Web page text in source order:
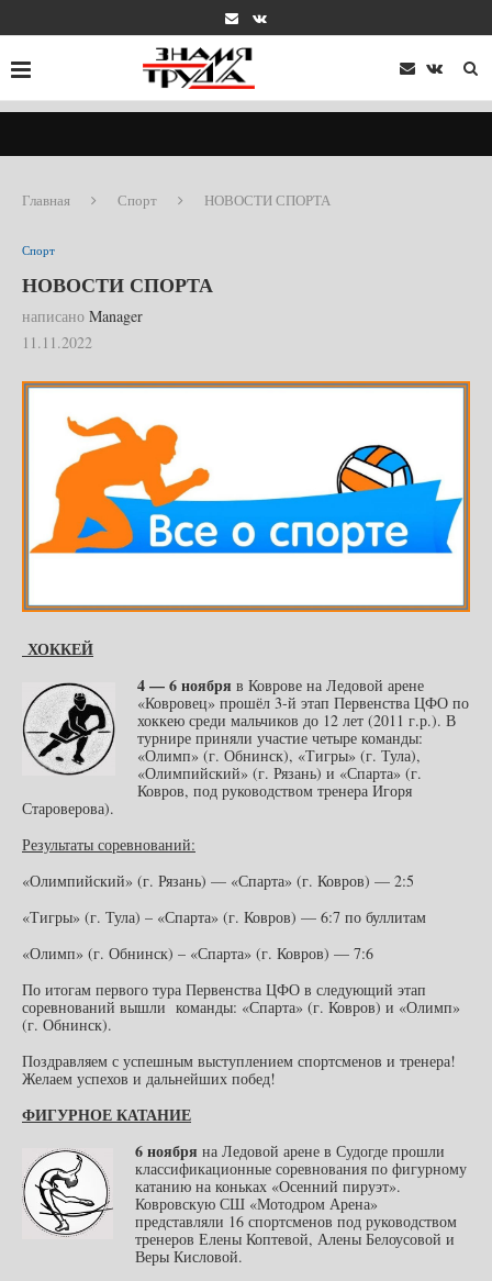
Главная Спорт НОВОСТИ СПОРТА
Спорт
НОВОСТИ СПОРТА
написано Manager
11.11.2022
ХОККЕЙ
4 — 6 ноября в Коврове на Ледовой арене
«Ковровец» прошёл 3-й этап Первенства ЦФО по
хоккею среди мальчиков до 12 лет (2011 г.р.). В
турнире приняли участие четыре команды:
«Олимп» (г. Обнинск), «Тигры» (г. Тула),
«Олимпийский» (г. Рязань) и «Спарта» (г.
Ковров, под руководством тренера Игоря
Староверова).
Результаты соревнований:
«Олимпийский» (г. Рязань) — «Спарта» (г. Ковров) — 2:5
«Тигры» (г. Тула) – «Спарта» (г. Ковров) — 6:7 по буллитам
«Олимп» (г. Обнинск) – «Спарта» (г. Ковров) — 7:6
По итогам первого тура Первенства ЦФО в следующий этап
соревнований вышли команды: «Спарта» (г. Ковров) и «Олимп»
(г. Обнинск).
Поздравляем с успешным выступлением спортсменов и тренера!
Желаем успехов и дальнейших побед!
ФИГУРНОЕ КАТАНИЕ
6 ноября на Ледовой арене в Судогде прошли
классификационные соревнования по фигурному
катанию на коньках «Осенний пируэт».
Ковровскую СШ «Мотодром Арена»
представляли 16 спортсменов под руководством
тренеров Елены Коптевой, Алены Белоусовой и
Веры Кисловой.